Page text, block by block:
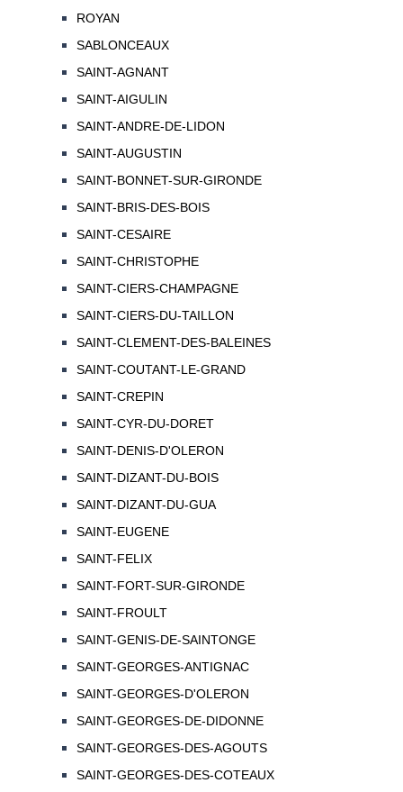
ROYAN
SABLONCEAUX
SAINT-AGNANT
SAINT-AIGULIN
SAINT-ANDRE-DE-LIDON
SAINT-AUGUSTIN
SAINT-BONNET-SUR-GIRONDE
SAINT-BRIS-DES-BOIS
SAINT-CESAIRE
SAINT-CHRISTOPHE
SAINT-CIERS-CHAMPAGNE
SAINT-CIERS-DU-TAILLON
SAINT-CLEMENT-DES-BALEINES
SAINT-COUTANT-LE-GRAND
SAINT-CREPIN
SAINT-CYR-DU-DORET
SAINT-DENIS-D'OLERON
SAINT-DIZANT-DU-BOIS
SAINT-DIZANT-DU-GUA
SAINT-EUGENE
SAINT-FELIX
SAINT-FORT-SUR-GIRONDE
SAINT-FROULT
SAINT-GENIS-DE-SAINTONGE
SAINT-GEORGES-ANTIGNAC
SAINT-GEORGES-D'OLERON
SAINT-GEORGES-DE-DIDONNE
SAINT-GEORGES-DES-AGOUTS
SAINT-GEORGES-DES-COTEAUX